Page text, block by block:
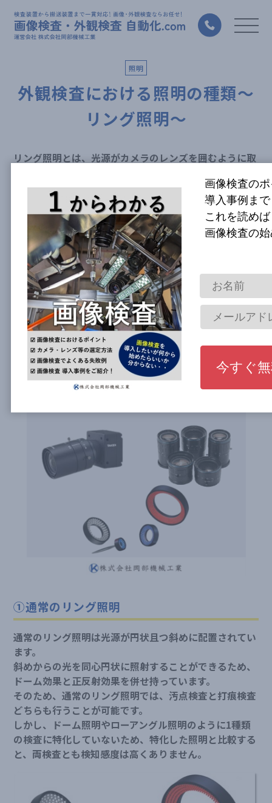
照明
外観検査における照明の種類～
リング照明～
リング照明とは、光源がカメラのレンズを囲むように取
外観検査におけるリング照明の特徴はカメラと同様の方
向から照射することができる点です。
リング照明は主に下記3種類に分類することができま
＞＞画像検査(外観検査)における カメラ・照明・レン
ズ選定のポイント
①通常のリング照明
通常のリング照明は光源が円状且つ斜めに配置されてい
ます。
斜めからの光を同心円状に照射することができるため、
ドーム効果と正反射効果を併せ持っています。
そのため、通常のリング照明では、汚点検査と打痕検査
どちらも行うことが可能です。
しかし、ドーム照明やローアングル照明のように1種類
の検査に特化していないため、特化した照明と比較する
と、両検査とも検知感度は高くありません。
画像検査の
導入事例ま
これを読めば
画像検査の